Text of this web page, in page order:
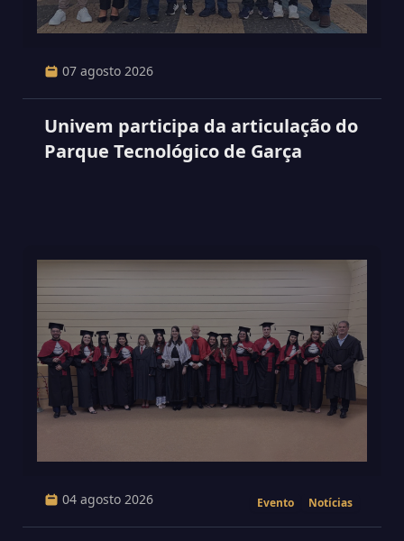
07 agosto 2026
Univem participa da articulação do
Parque Tecnológico de Garça
04 agosto 2026 Evento Notícias